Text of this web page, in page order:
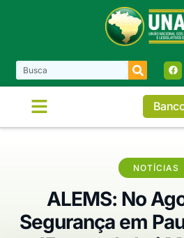
NOTÍCIAS
ALEMS: No
Segurança em